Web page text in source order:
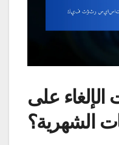
على
الشهرية؟